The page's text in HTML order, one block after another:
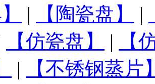
| 【陶瓷盘】 |
【仿瓷盘】 |
【
|
【不锈钢蒸片